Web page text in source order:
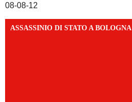
08-08-12
ASSASSINIO DI STATO A BOLOGNA